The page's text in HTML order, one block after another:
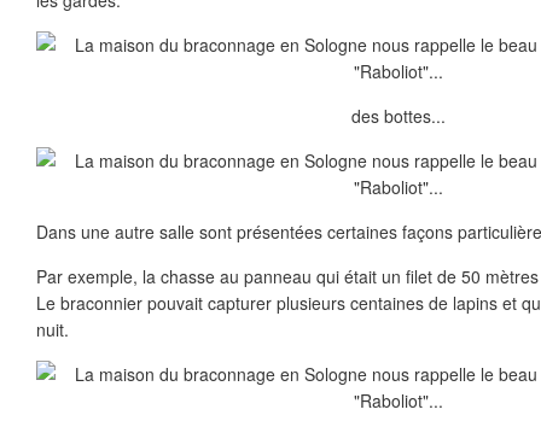
des bottes...
Dans une autre salle sont présentées certaines façons
Par exemple, la chasse au panneau qui était un filet de 50
Le braconnier pouvait capturer plusieurs centaines de lapins et
nuit.